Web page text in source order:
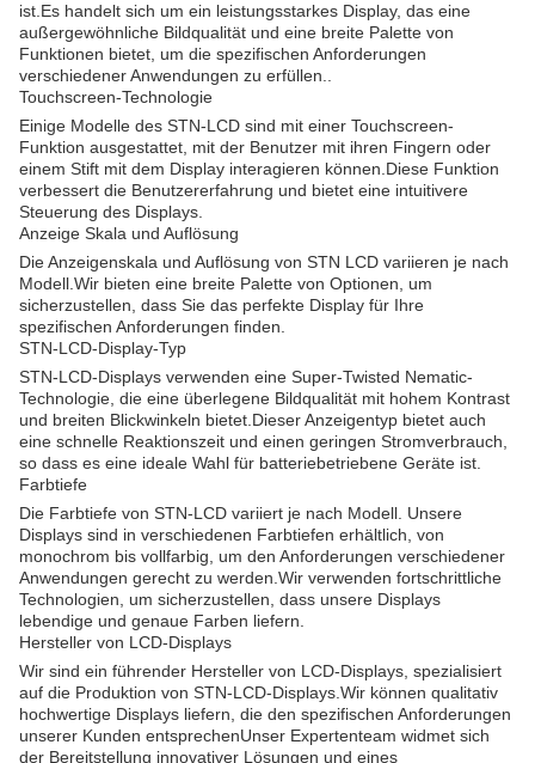
ist.Es handelt sich um ein leistungsstarkes Display, das eine
außergewöhnliche Bildqualität und eine breite Palette von
Funktionen bietet, um die spezifischen Anforderungen
verschiedener Anwendungen zu erfüllen..
Touchscreen-Technologie
Einige Modelle des STN-LCD sind mit einer Touchscreen-
Funktion ausgestattet, mit der Benutzer mit ihren Fingern oder
einem Stift mit dem Display interagieren können.Diese Funktion
verbessert die Benutzererfahrung und bietet eine intuitivere
Steuerung des Displays.
Anzeige Skala und Auflösung
Die Anzeigenskala und Auflösung von STN LCD variieren je nach
Modell.Wir bieten eine breite Palette von Optionen, um
sicherzustellen, dass Sie das perfekte Display für Ihre
spezifischen Anforderungen finden.
STN-LCD-Display-Typ
STN-LCD-Displays verwenden eine Super-Twisted Nematic-
Technologie, die eine überlegene Bildqualität mit hohem Kontrast
und breiten Blickwinkeln bietet.Dieser Anzeigentyp bietet auch
eine schnelle Reaktionszeit und einen geringen Stromverbrauch,
so dass es eine ideale Wahl für batteriebetriebene Geräte ist.
Farbtiefe
Die Farbtiefe von STN-LCD variiert je nach Modell. Unsere
Displays sind in verschiedenen Farbtiefen erhältlich, von
monochrom bis vollfarbig, um den Anforderungen verschiedener
Anwendungen gerecht zu werden.Wir verwenden fortschrittliche
Technologien, um sicherzustellen, dass unsere Displays
lebendige und genaue Farben liefern.
Hersteller von LCD-Displays
Wir sind ein führender Hersteller von LCD-Displays, spezialisiert
auf die Produktion von STN-LCD-Displays.Wir können qualitativ
hochwertige Displays liefern, die den spezifischen Anforderungen
unserer Kunden entsprechenUnser Expertenteam widmet sich
der Bereitstellung innovativer Lösungen und eines